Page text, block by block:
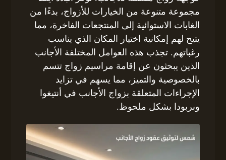
مجموعة متنوعة من الخيارات للأزواج، بدءًا من
الغابات الاستوائية إلى المنتجعات الفاخرة، مما
يتيح لهم إمكانية اختيار المكان الذي يناسب
رغباتهم. تجذب هذه العوامل المختلفة الأجانب
الذين يبحثون عن إقامة مراسيم زواج تتسم
بالخصوصية والتميز، مما يسهم في تزايد
الإجراءات المتعلقة بزواج الأجانب في أنتيغوا
وبربودا بشكل ملحوظ.